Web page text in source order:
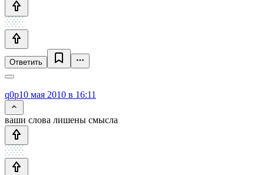
Ответить
q0p10 мая 2010 в 16:11
ваши слова лишены смысла